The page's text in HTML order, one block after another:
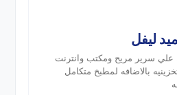
ليفل
سرير مريح ومكتب وانترنت
بالاضافه لمطبخ متكامل